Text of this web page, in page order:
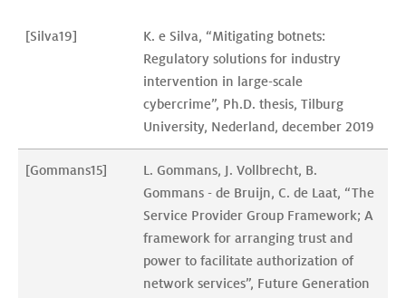
[Silva19]
K. e Silva, “Mitigating botnets:
Regulatory solutions for industry
intervention in large-scale
cybercrime”, Ph.D. thesis, Tilburg
University, Nederland, december 2019
[Gommans15]
L. Gommans, J. Vollbrecht, B.
Gommans - de Bruijn, C. de Laat, “The
Service Provider Group Framework; A
framework for arranging trust and
power to facilitate authorization of
network services”, Future Generation